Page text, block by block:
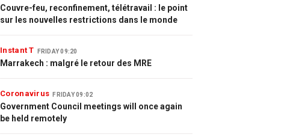
Couvre-feu, reconfinement, télétravail : le point
sur les nouvelles restrictions dans le monde
Instant T FRIDAY 09:20
Marrakech : malgré le retour des MRE
Coronavirus FRIDAY 09:02
Government Council meetings will once again
be held remotely